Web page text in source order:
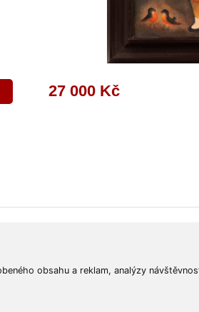
obsahu a reklam, analýzy
27 000 Kč